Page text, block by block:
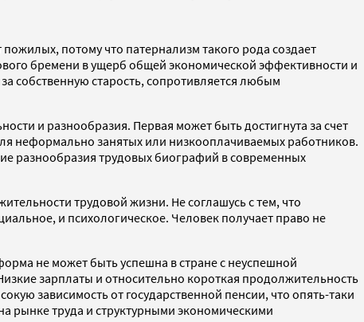
потому что патернализм такого рода создает
бремени в ущерб общей экономической эффективности и
собственную старость, сопротивляется любым
и разнообразия. Первая может быть достигнута за счет
неформально занятых или низкооплачиваемых работников.
разнообразия трудовых биографий в современных
трудовой жизни. Не соглашусь с тем, что
и психологическое. Человек получает право не
не может быть успешна в стране с неуспешной
зарплаты и относительно короткая продолжительность
зависимость от государственной пенсии, что опять-таки
труда и структурными экономическими